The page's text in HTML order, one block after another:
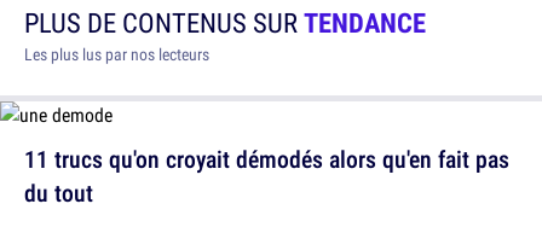
PLUS DE CONTENUS SURTENDANCE
Les plus lus par nos lecteurs
11 trucs qu'on croyait démodés alors qu'en fait pas
du tout